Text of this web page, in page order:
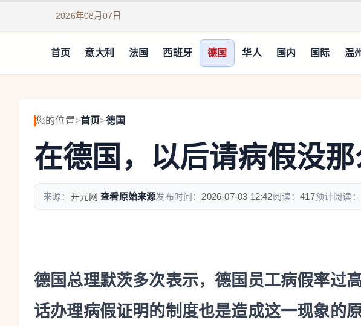
2026年08月07日
首页 意大利 法国 西班牙 德国 华人 国内 国际 温
您的位置>首页>德国
在德国，以后请病假没
来源： 开元网 查看原始来源发布时间： 2026-07-03 12:42阅读：417预计阅读：
德国总理默茨多次表示，德国员工病假率过
话办理病假证明的制度也是造成这一现象的